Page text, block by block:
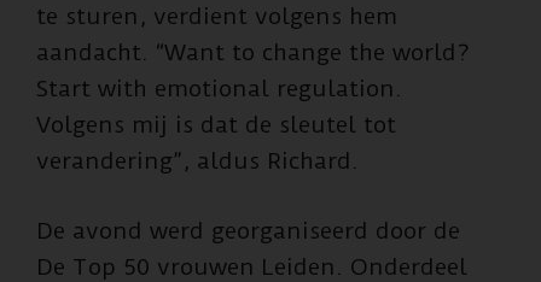
te sturen, verdient volgens hem
aandacht. “Want to change the world?
Start with emotional regulation.
Volgens mij is dat de sleutel tot
verandering”, aldus Richard.
De avond werd georganiseerd door de
De Top 50 vrouwen Leiden. Onderdeel